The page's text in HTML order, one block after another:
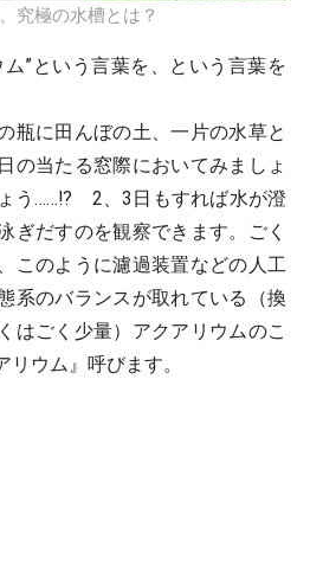
究極の水槽とは？
”という言葉を、という言葉を
瓶に田んぼの土、一片の水草と
の当たる窓際においてみましょ
う……!? 2、3日もすれば水が澄
ぎだすのを観察できます。ごく
このように濾過装置などの人工
系のバランスが取れている（換
はごく少量）アクアリウムのこ
ウム』呼びます。